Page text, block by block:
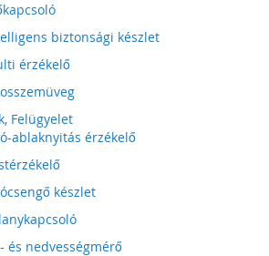
biztonsági készlet
érzékelő
Felügyelet
ablaknyitás érzékelő
készlet
és nedvességmérő